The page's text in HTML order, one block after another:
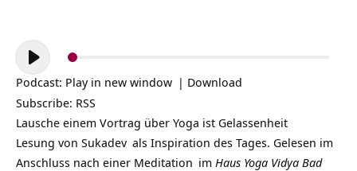
Audio-
Player
Podcast: Play in new window | Download
Subscribe: RSS
Lausche einem Vortrag über Yoga ist Gelassenheit
Lesung von Sukadev als Inspiration des Tages. Gelesen im
Anschluss nach einer Meditation im Haus Yoga Vidya Bad